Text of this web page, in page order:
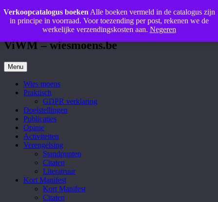
Verkoopcatalogus boeken Alle boeken vermeld in de catalogus zijn
in principe in voorraad. Voor toezending per post, rekenen we de
werkelijke verzendingskosten aan. Negeren
Ga
naar
inhoud
Vormingsinstituut Wies Moens
ViWM – wiesmoens.be
Menu
Wies moens
Praktisch
GDPR verklaring
Doelstellingen
Publicaties
Opinie
Activiteiten
Verengelsing
Standpunten
Citaten
Literatruur
Kort Manifest
Kort Manifest
Citaten